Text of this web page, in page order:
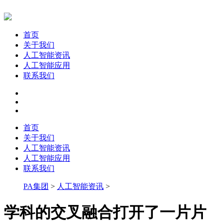
首页
关于我们
人工智能资讯
人工智能应用
联系我们
首页
关于我们
人工智能资讯
人工智能应用
联系我们
PA集团 > 人工智能资讯 >
学科的交叉融合打开了一片片